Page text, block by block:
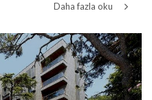
Daha fazla oku